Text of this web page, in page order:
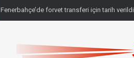
Fenerbahçe’de forvet transferi için tarih verildi